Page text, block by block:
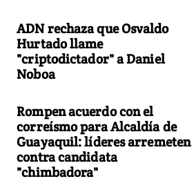
ADN rechaza que Osvaldo
Hurtado llame
"criptodictador" a Daniel
Noboa
Rompen acuerdo con el
correísmo para Alcaldía de
Guayaquil: líderes arremeten
contra candidata
"chimbadora"